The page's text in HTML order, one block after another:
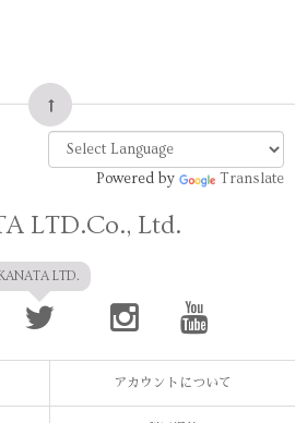
Powered by Translate
LTD.Co., Ltd.
LTD.
アカウントについて